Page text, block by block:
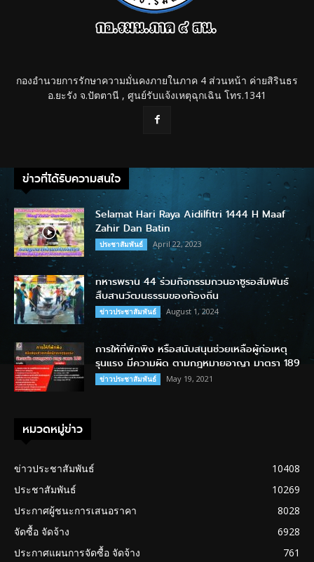
กองอำนวยการรักษาความมั่นคงภายในภาค 4 ส่วนหน้า ค่ายสิรินธร
อ.ยะรัง จ.ปัตตานี , ศูนย์รับแจ้งเหตุฉุกเฉิน โทร.1341
ข่าวที่ได้รับความสนใจ
Selamat Hari Raya Aidilfitri 1444 H Maaf
Zahir Dan Batin
ประชาสัมพันธ์ April 22, 2023
ทหารพราน 44 ร่วมกิจกรรมกวนอาซูรอสัมพันธ์
สืบสานวัฒนธรรมของท้องถิ่น
ข่าวประชาสัมพันธ์ August 1, 2024
การให้ที่พักพิง หรือสนับสนุนช่วยเหลือผู้ก่อเหตุ
รุนแรง มีความผิด ตามกฎหมายอาญา มาตรา 189
ข่าวประชาสัมพันธ์ May 19, 2021
หมวดหมู่ข่าว
ข่าวประชาสัมพันธ์
10408
ประชาสัมพันธ์
10269
ประกาศผู้ชนะการเสนอราคา
8028
จัดซื้อ จัดจ้าง
6928
ประกาศแผนการจัดซื้อ จัดจ้าง
761